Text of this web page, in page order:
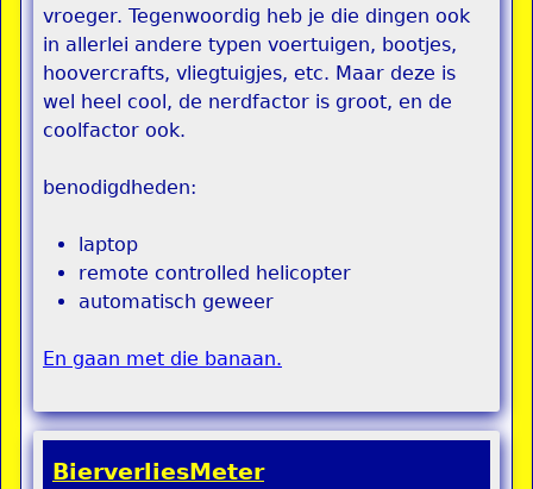
vroeger. Tegenwoordig heb je die dingen ook
in allerlei andere typen voertuigen, bootjes,
hoovercrafts, vliegtuigjes, etc. Maar deze is
wel heel cool, de nerdfactor is groot, en de
coolfactor ook.
benodigdheden:
laptop
remote controlled helicopter
automatisch geweer
En gaan met die banaan.
BierverliesMeter